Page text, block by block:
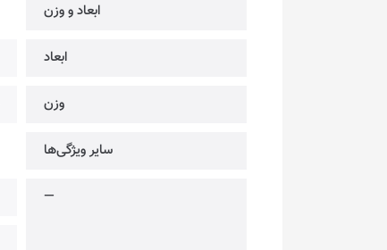
ابعاد و وزن
ابعاد
وزن
سایر ویژگی‌ها
—